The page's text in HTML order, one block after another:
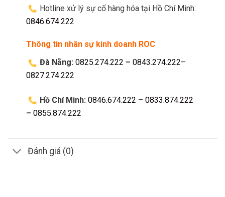
Hotline xử lý sự cố hàng hóa tại Hồ Chí Minh:
0846.674.222
Thông tin nhân sự kinh doanh ROC
Đà Nẵng: 0825.274.222 – 0843.274.222–
0827.274.222
Hồ Chí Minh: 0846.674.222 – 0833.874.222
– 0855.874.222
Đánh giá (0)